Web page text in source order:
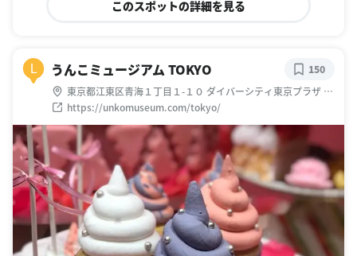
このスポットの詳細を見る
L うんこミュージアム TOKYO
東京都江東区青海１丁目１-１０ ダイバーシティ東京プラザ 2
階
https://unkomuseum.com/tokyo/
150